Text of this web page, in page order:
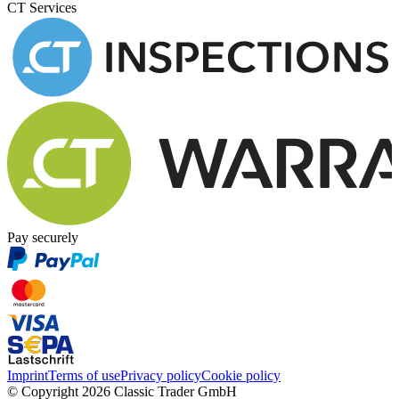
CT Services
Pay securely
ImprintTerms of usePrivacy policyCookie policy
© Copyright 2026 Classic Trader GmbH